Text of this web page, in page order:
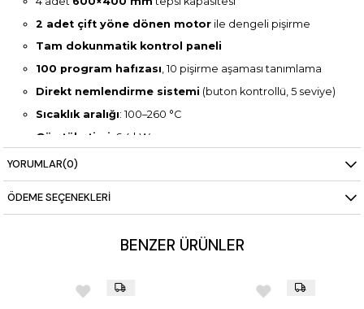
2 adet çift yöne dönen motor ile dengeli pişirme
Tam dokunmatik kontrol paneli
100 program hafızası, 10 pişirme aşaması tanımlama
Direkt nemlendirme sistemi (buton kontrollü, 5 seviye)
Sıcaklık aralığı: 100–260 °C
Güç tüketimi : 6,4 kW
Elektrik bağlantısı
Boyutlar: 784×754×634 mm
Ağırlık : 85 kg
YORUMLAR(0)
ÖDEME SEÇENEKLERI
BENZER ÜRÜNLER